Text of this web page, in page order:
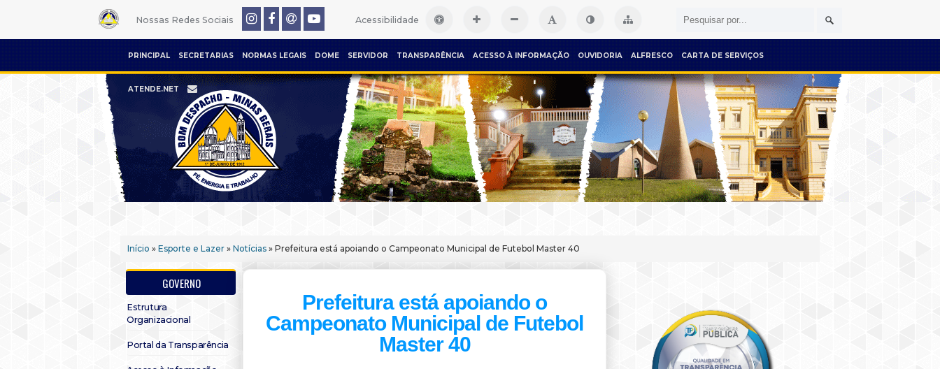
Nossas Redes Sociais Acessibilidade
PRINCIPAL SECRETARIAS NORMAS LEGAIS DOME SERVIDOR TRANSPARÊNCIA ACESSO À INFORMAÇÃO OUVIDORIA ALFRESCO CARTA DE SERVIÇOS
ATENDE.NET
Início » Esporte e Lazer » Notícias » Prefeitura está apoiando o Campeonato Municipal de Futebol Master 40
GOVERNO
Estrutura
Organizacional
Portal da Transparência
Prefeitura está apoiando o
Campeonato Municipal de Futebol
Master 40